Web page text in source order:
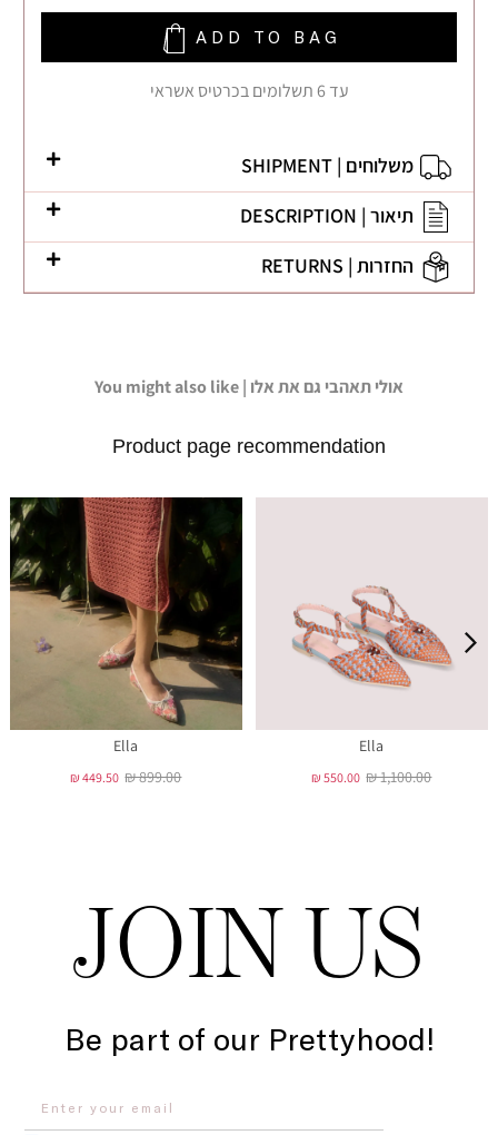
ADD TO BAG
עד 6 תשלומים בכרטיס אשראי
משלוחים | SHIPMENT
תיאור | DESCRIPTION
החזרות | RETURNS
You might also like | אולי תאהבי גם את אלו
Product page recommendation
Ella
₪ 449.50 ₪ 899.00
Ella
₪ 550.00 ₪ 1,100.00
JOIN US
Be part of our Prettyhood!